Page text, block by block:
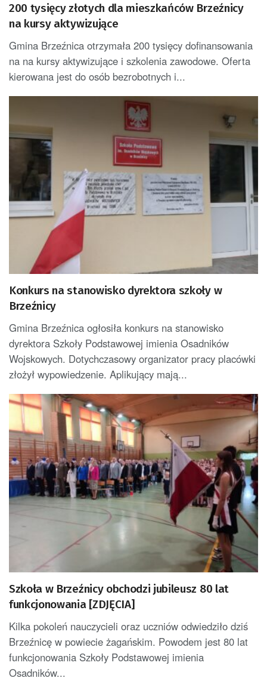
200 tysięcy złotych dla mieszkańców Brzeźnicy
na kursy aktywizujące
Gmina Brzeźnica otrzymała 200 tysięcy dofinansowania
na na kursy aktywizujące i szkolenia zawodowe. Oferta
kierowana jest do osób bezrobotnych i...
Konkurs na stanowisko dyrektora szkoły w
Brzeźnicy
Gmina Brzeźnica ogłosiła konkurs na stanowisko
dyrektora Szkoły Podstawowej imienia Osadników
Wojskowych. Dotychczasowy organizator pracy placówki
złożył wypowiedzenie. Aplikujący mają...
Szkoła w Brzeźnicy obchodzi jubileusz 80 lat
funkcjonowania [ZDJĘCIA]
Kilka pokoleń nauczycieli oraz uczniów odwiedziło dziś
Brzeźnicę w powiecie żagańskim. Powodem jest 80 lat
funkcjonowania Szkoły Podstawowej imienia
Osadników...